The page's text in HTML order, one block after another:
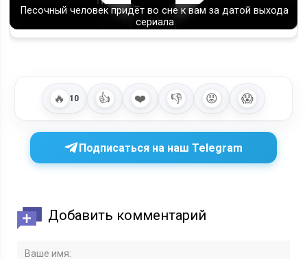
Песочный человек придёт во сне к вам за датой выхода
сериала
🔥 10 👍 ❤️ 👎 😡 😱
Подписаться на наш Telegram
Добавить комментарий